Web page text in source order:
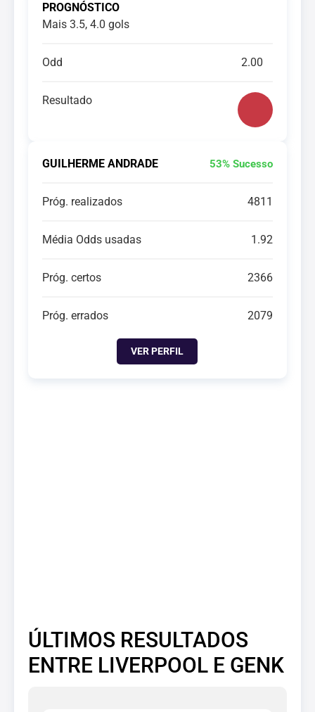
PROGNÓSTICO
Mais 3.5, 4.0 gols
Odd 2.00
Resultado
GUILHERME ANDRADE 53% Sucesso
Próg. realizados 4811
Média Odds usadas 1.92
Próg. certos 2366
Próg. errados 2079
VER PERFIL
ÚLTIMOS RESULTADOS
ENTRE LIVERPOOL E GENK